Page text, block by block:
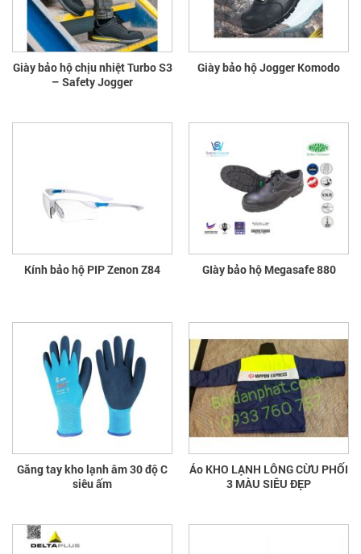
Giày bảo hộ chịu nhiệt Turbo S3
– Safety Jogger
Giày bảo hộ Jogger Komodo
Kính bảo hộ PIP Zenon Z84 GIày bảo hộ Megasafe 880
Găng tay kho lạnh âm 30 độ C
siêu ấm
Áo KHO LẠNH LÔNG CỪU PHỐI
3 MÀU SIÊU ĐẸP